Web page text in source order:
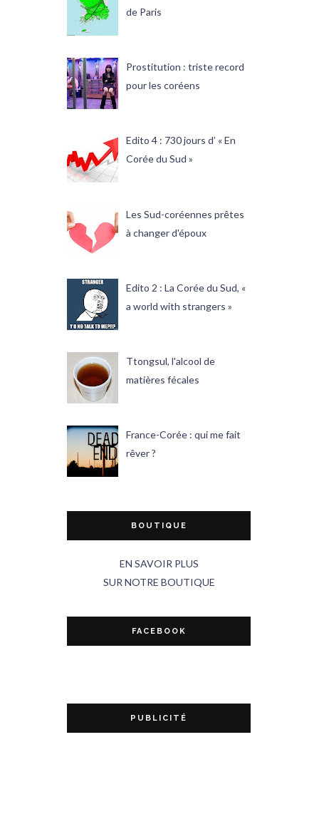
de Paris
Prostitution : triste record
pour les coréens
Edito 4 : 730 jours d’ « En
Corée du Sud »
Les Sud-coréennes prêtes
à changer d'époux
Edito 2 : La Corée du Sud, «
a world with strangers »
Ttongsul, l'alcool de
matières fécales
France-Corée : qui me fait
rêver ?
BOUTIQUE
EN SAVOIR PLUS
SUR NOTRE BOUTIQUE
FACEBOOK
PUBLICITÉ